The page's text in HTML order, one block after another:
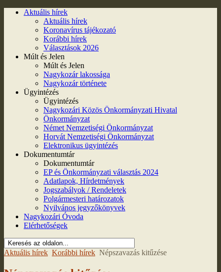
Aktuális hírek
Aktuális hírek
Koronavírus tájékozató
Korábbi hírek
Választások 2026
Múlt és Jelen
Múlt és Jelen
Nagykozár lakossága
Nagykozár története
Ügyintézés
Ügyintézés
Nagykozári Közös Önkormányzati Hivatal
Önkormányzat
Német Nemzetiségi Önkormányzat
Horvát Nemzetiségi Önkormányzat
Elektronikus ügyintézés
Dokumentumtár
Dokumentumtár
EP és Önkormányzati választás 2024
Adatlapok, Hírdetmények
Jogszabályok / Rendeletek
Polgármesteri határozatok
Nyilvános jegyzőkönyvek
Nagykozári Óvoda
Elérhetőségek
Aktuális hírek Korábbi hírek Népszavazás kitűzése